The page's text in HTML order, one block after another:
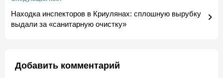
Находка инспекторов в Криулянах: сплошную вырубку
выдали за «санитарную очистку»
Добавить комментарий